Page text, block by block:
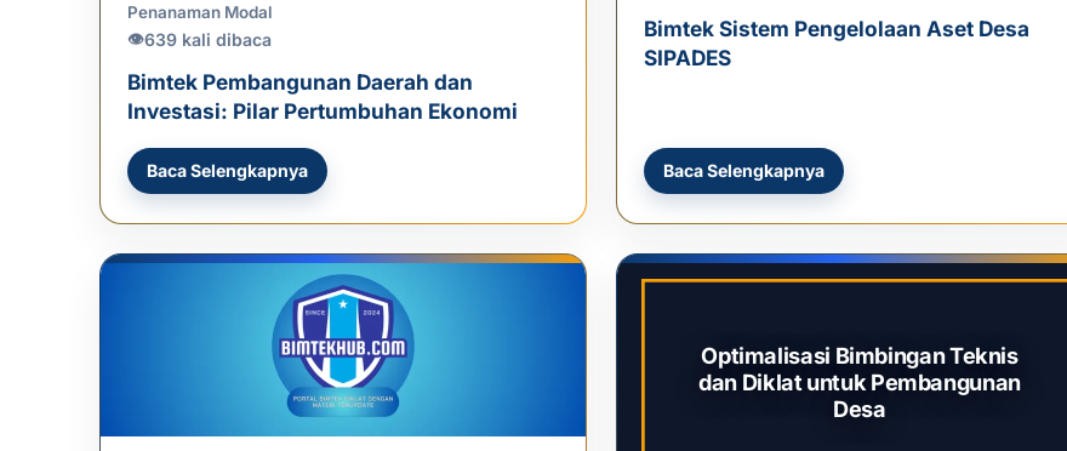
Penanaman Modal
👁639 kali dibaca
Bimtek Pembangunan Daerah dan
Investasi: Pilar Pertumbuhan Ekonomi
Baca Selengkapnya
Bimtek Sistem Pengelolaan Aset Desa
SIPADES
Baca Selengkapnya
Optimalisasi Bimbingan Teknis
dan Diklat untuk Pembangunan
Desa